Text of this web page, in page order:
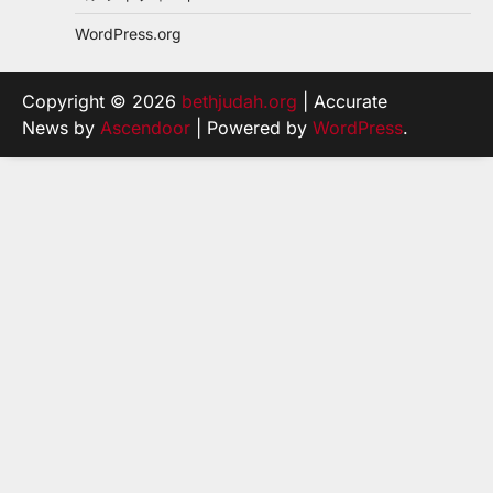
WordPress.org
Copyright © 2026 bethjudah.org | Accurate
News by Ascendoor | Powered by WordPress.